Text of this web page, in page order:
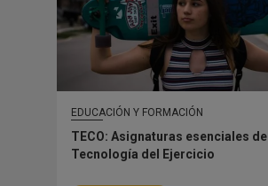
EDUCACIÓN Y FORMACIÓN
TECO: Asignaturas esenciales de
Tecnología del Ejercicio